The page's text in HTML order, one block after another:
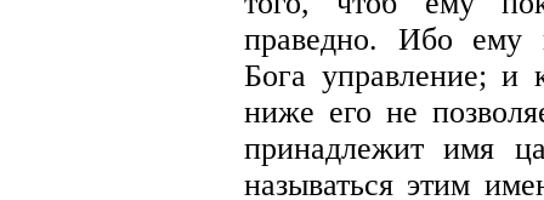
праведно. Ибо ему
Бога управление; и
ниже его не
принадлежит имя
называться этим